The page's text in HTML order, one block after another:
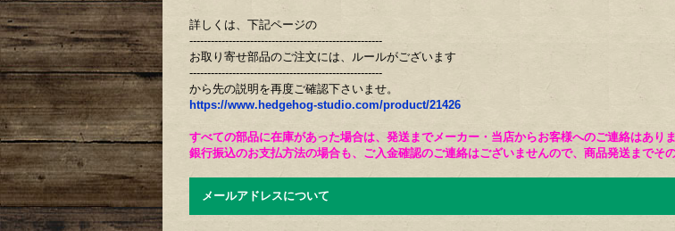
詳しくは、下記ページの
------------------------------------------------------
お取り寄せ部品のご注文には、ルールがございます
------------------------------------------------------
から先の説明を再度ご確認下さいませ。
https://www.hedgehog-studio.com/product/21426
すべての部品に在庫があった場合は、発送までメーカー・当店からお客様へのご連絡はありま
銀行振込のお支払方法の場合も、ご入金確認のご連絡はございませんので、商品発送までそ
メールアドレスについて